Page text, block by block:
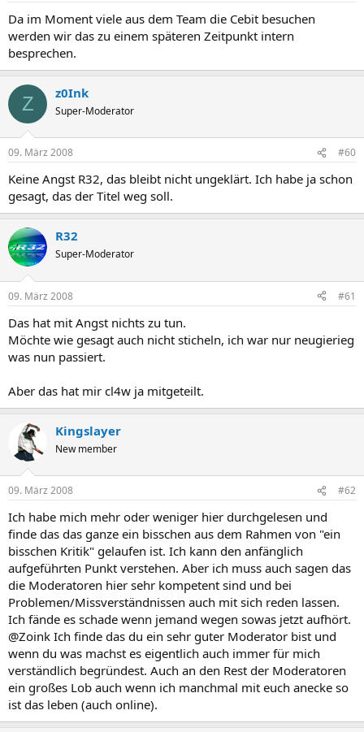
Da im Moment viele aus dem Team die Cebit besuchen
werden wir das zu einem späteren Zeitpunkt intern
besprechen.
Z z0Ink
Super-Moderator
09. März 2008 #60
Keine Angst R32, das bleibt nicht ungeklärt. Ich habe ja schon
gesagt, das der Titel weg soll.
R32
Super-Moderator
09. März 2008 #61
Das hat mit Angst nichts zu tun.
Möchte wie gesagt auch nicht sticheln, ich war nur neugierieg
was nun passiert.
Aber das hat mir cl4w ja mitgeteilt.​
Kingslayer
New member
09. März 2008 #62
Ich habe mich mehr oder weniger hier durchgelesen und
finde das das ganze ein bisschen aus dem Rahmen von "ein
bisschen Kritik" gelaufen ist. Ich kann den anfänglich
aufgeführten Punkt verstehen. Aber ich muss auch sagen das
die Moderatoren hier sehr kompetent sind und bei
Problemen/Missverständnissen auch mit sich reden lassen.
Ich fände es schade wenn jemand wegen sowas jetzt aufhört.
@Zoink Ich finde das du ein sehr guter Moderator bist und
wenn du was machst es eigentlich auch immer für mich
verständlich begründest. Auch an den Rest der Moderatoren
ein großes Lob auch wenn ich manchmal mit euch anecke so
ist das leben (auch online).